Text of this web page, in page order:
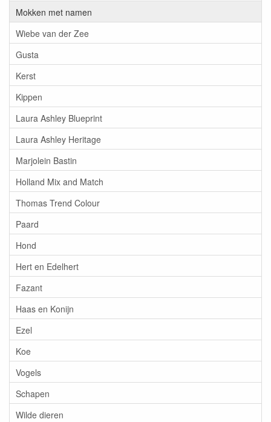
Mokken met namen
Wiebe van der Zee
Gusta
Kerst
Kippen
Laura Ashley Blueprint
Laura Ashley Heritage
Marjolein Bastin
Holland Mix and Match
Thomas Trend Colour
Paard
Hond
Hert en Edelhert
Fazant
Haas en Konijn
Ezel
Koe
Vogels
Schapen
Wilde dieren